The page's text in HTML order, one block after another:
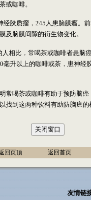
或咖啡。
胶质瘤，245人患脑膜瘤。前
及脑膜间隙的衍生物变化。
相比，常喝茶或咖啡者患脑
毫升以上的咖啡或茶，患神经
喝茶或咖啡有助于预防脑癌
找到这两种饮料有助防脑癌的
回页顶 返回首页
友情链